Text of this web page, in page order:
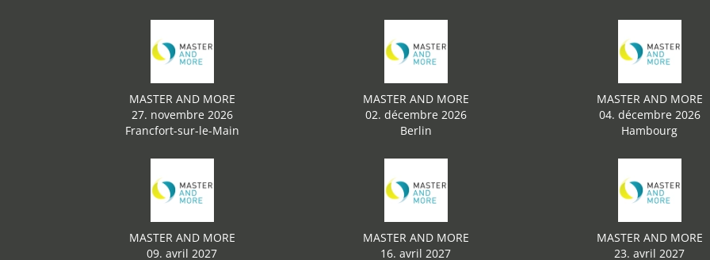
MASTER AND MORE
27. novembre 2026
Francfort-sur-le-Main
MASTER AND MORE
02. décembre 2026
Berlin
MASTER AND MORE
04. décembre 2026
Hambourg
MASTER AND MORE
09. avril 2027
MASTER AND MORE
16. avril 2027
MASTER AND MORE
23. avril 2027